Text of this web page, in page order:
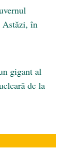
Astăzi, în
gigant al
de la